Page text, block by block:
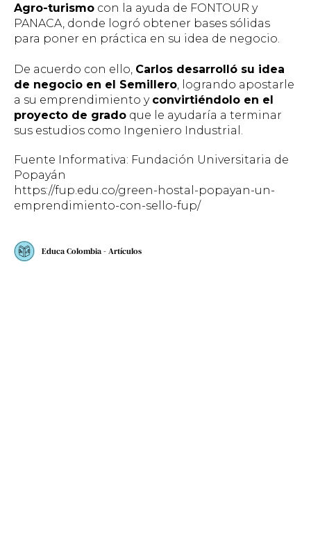
Agro-turismo con la ayuda de FONTOUR y
PANACA, donde logró obtener bases sólidas
para poner en práctica en su idea de negocio.
De acuerdo con ello, Carlos desarrolló su idea
de negocio en el Semillero, logrando apostarle
a su emprendimiento y convirtiéndolo en el
proyecto de grado que le ayudaría a terminar
sus estudios como Ingeniero Industrial.
Fuente Informativa: Fundación Universitaria de
Popayán
https://fup.edu.co/green-hostal-popayan-un-
emprendimiento-con-sello-fup/
Educa Colombia - Artículos